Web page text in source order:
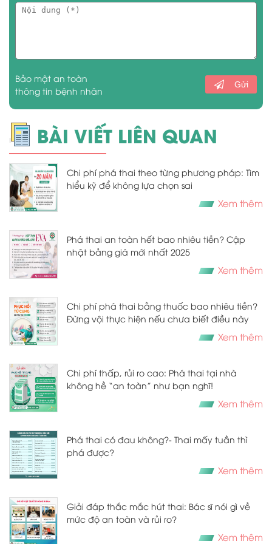
Bảo mật an toàn
thông tin bệnh nhân
Gửi
BÀI VIẾT LIÊN QUAN
Chi phí phá thai theo từng phương pháp: Tìm
hiểu kỹ để không lựa chọn sai
Xem thêm
Phá thai an toàn hết bao nhiêu tiền? Cập
nhật bảng giá mới nhất 2025
Xem thêm
Chi phí phá thai bằng thuốc bao nhiêu tiền?
Đừng vội thực hiện nếu chưa biết điều này
Xem thêm
Chi phí thấp, rủi ro cao: Phá thai tại nhà
không hề “an toàn” như bạn nghĩ!
Xem thêm
​​​​​​​Phá thai có đau không?- Thai mấy tuần thì
phá được?
Xem thêm
Giải đáp thắc mắc hút thai: Bác sĩ nói gì về
mức độ an toàn và rủi ro?
Xem thêm